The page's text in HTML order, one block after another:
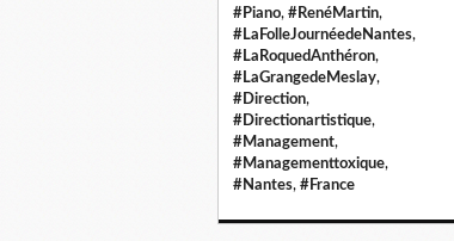
#Piano, #RenéMartin,
#LaFolleJournéedeNantes,
#LaRoquedAnthéron,
#LaGrangedeMeslay,
#Direction,
#Directionartistique,
#Management,
#Managementtoxique,
#Nantes, #France